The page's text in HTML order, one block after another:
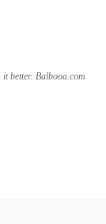
better. Balbooa.com